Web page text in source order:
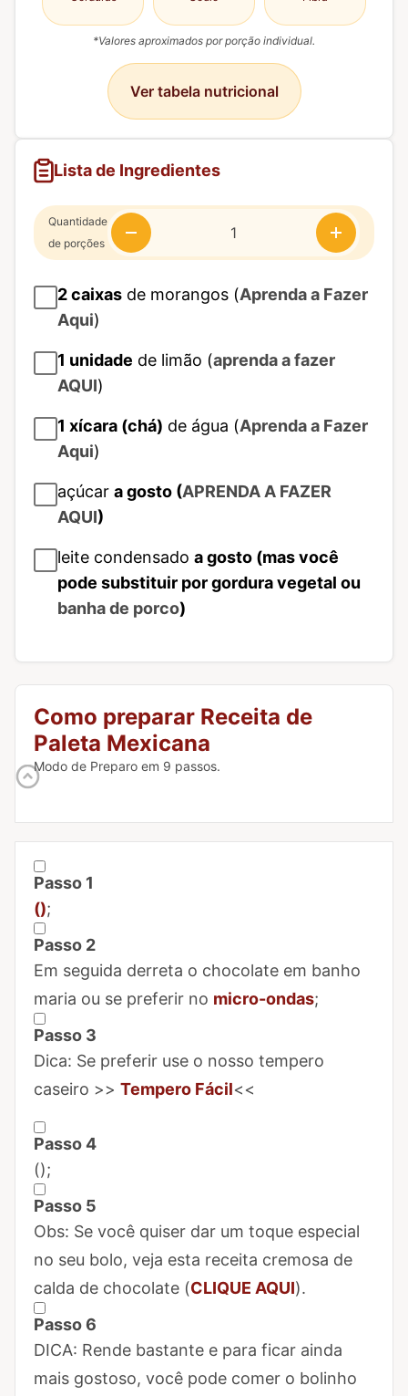
*Valores aproximados por porção individual.
Ver tabela nutricional
Lista de Ingredientes
Quantidade
de porções
2caixas de morangos (Aprenda a Fazer
Aqui)
1 unidade de limão (aprenda a fazer
AQUI)
1 xícara (chá) de água (Aprenda a Fazer
Aqui)
açúcar a gosto (APRENDA A FAZER
AQUI)
leite condensado a gosto (mas você
pode substituir por gordura vegetal ou
banha de porco)
Como preparar Receita de
Paleta Mexicana
Modo de Preparo em 9 passos.
Passo 1
Marcar Passo 1 como concluído
();
Passo 2
Marcar Passo 2 como concluído
Em seguida derreta o chocolate em banho
maria ou se preferir no micro-ondas;
Passo 3
Marcar Passo 3 como concluído
Dica: Se preferir use o nosso tempero
caseiro >> Tempero Fácil<<
Passo 4
Marcar Passo 4 como concluído
();
Passo 5
Marcar Passo 5 como concluído
Obs: Se você quiser dar um toque especial
no seu bolo, veja esta receita cremosa de
calda de chocolate (CLIQUE AQUI).
Passo 6
Marcar Passo 6 como concluído
DICA: Rende bastante e para ficar ainda
mais gostoso, você pode comer o bolinho